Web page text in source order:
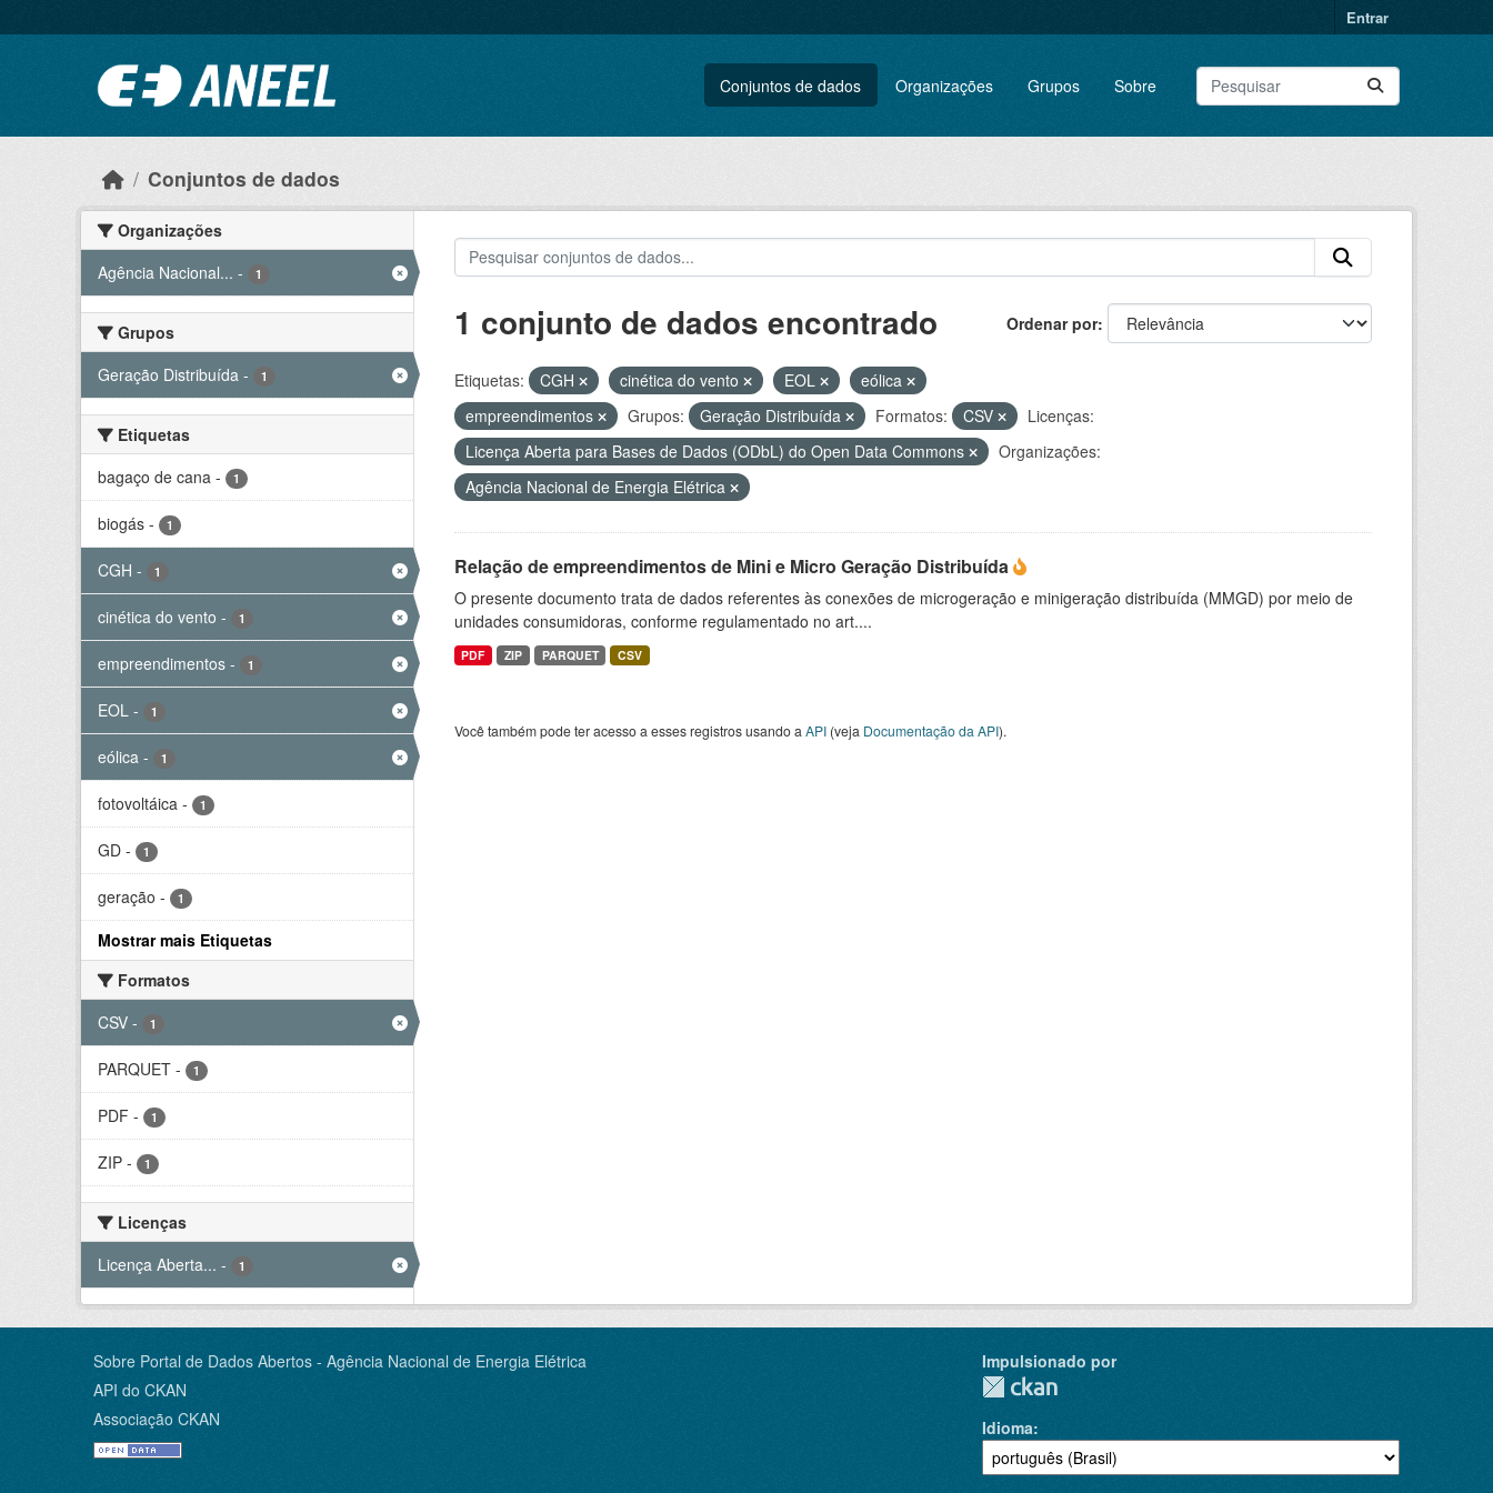
Entrar
Conjuntos de dados Organizações Grupos Sobre
Conjuntos de dados
Organizações
Agência Nacional... - 1
Grupos
Geração Distribuída - 1
Etiquetas
bagaço de cana - 1
biogás - 1
CGH - 1
cinética do vento - 1
empreendimentos - 1
EOL - 1
eólica - 1
fotovoltáica - 1
GD - 1
geração - 1
Mostrar mais Etiquetas
Formatos
CSV - 1
PARQUET - 1
PDF - 1
ZIP - 1
Licenças
Licença Aberta... - 1
Ordenar por
1 conjunto de dados encontrado
Etiquetas: CGH cinética do vento EOL
eólica
empreendimentos
Grupos: Geração Distribuída Formatos: CSV
Licenças:
Licença Aberta para Bases de Dados (ODbL) do Open Data Commons
Organizações:
Agência Nacional de Energia Elétrica
Relação de empreendimentos de Mini e Micro Geração Distribuída
O presente documento trata de dados referentes às conexões de microgeração e minigeração distribuída (MMGD) por meio de
unidades consumidoras, conforme regulamentado no art....
PDF ZIP PARQUET CSV
Você também pode ter acesso a esses registros usando a API(veja Documentação da API).
Sobre Portal de Dados Abertos - Agência Nacional de Energia Elétrica
API do CKAN
Associação CKAN
Impulsionado por
Idioma